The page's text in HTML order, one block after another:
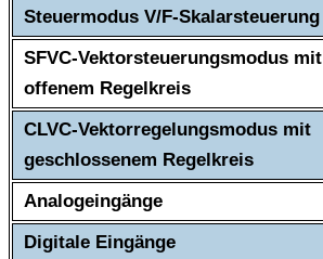
Steuermodus V/F-Skalarsteuerung
SFVC-Vektorsteuerungsmodus mit
offenem Regelkreis
CLVC-Vektorregelungsmodus mit
geschlossenem Regelkreis
Analogeingänge
Digitale Eingänge